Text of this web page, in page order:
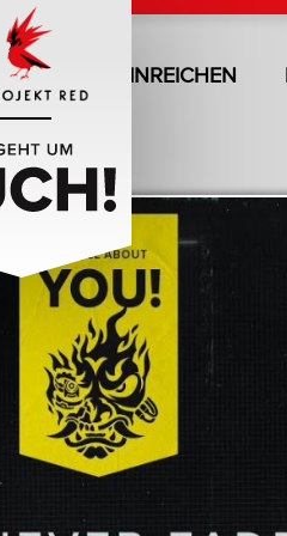
JETZT EINREICHEN